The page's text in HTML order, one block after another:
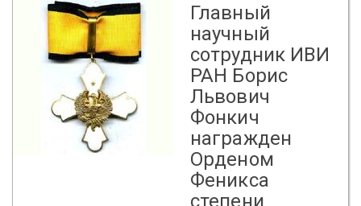
Главный
научный
сотрудник ИВИ
РАН Борис
Львович
Фонкич
награжден
Орденом
Феникса
степени